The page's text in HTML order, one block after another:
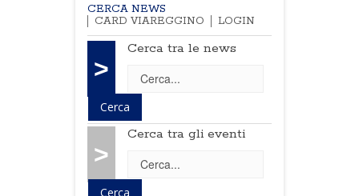
CERCA NEWS
CARD VIAREGGINO
LOGIN
>
Cerca tra le news
>
Cerca tra gli eventi